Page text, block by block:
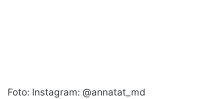
Foto: Instagram: @annatat_md